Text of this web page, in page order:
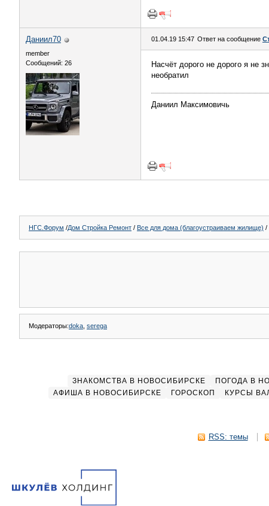
Даниил70
member
Сообщений: 26
01.04.19 15:47 Ответ на сообщение
Насчёт дорого не дорого я не
необратил
Даниил Максимовичь
НГС.Форум /Дом Стройка Ремонт / Все для дома (благоустраиваем жилище) /
Модераторы:doka serega
ЗНАКОМСТВА В НОВОСИБИРСКЕ ПОГОДА В
АФИША В НОВОСИБИРСКЕ
ГОРОСКОП КУРСЫ
RSS: темы